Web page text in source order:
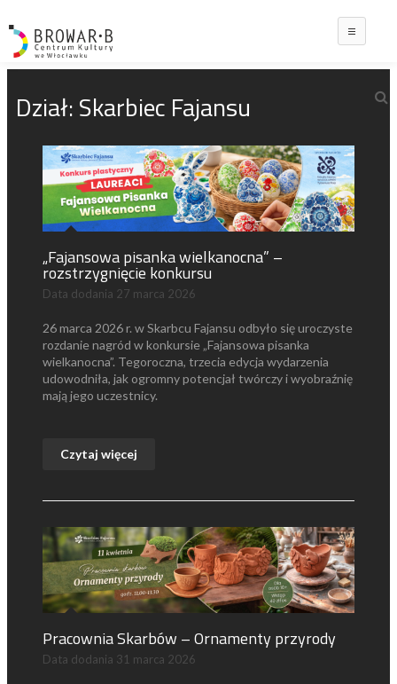
Dział:Skarbiec Fajansu
„Fajansowa pisanka wielkanocna” –
rozstrzygnięcie konkursu
Data dodania 27 marca 2026
26 marca 2026 r. w Skarbcu Fajansu odbyło się uroczyste
rozdanie nagród w konkursie „Fajansowa pisanka
wielkanocna”. Tegoroczna, trzecia edycja wydarzenia
udowodniła, jak ogromny potencjał twórczy i wyobraźnię
mają jego uczestnicy.
Czytaj więcej
Pracownia Skarbów – Ornamenty przyrody
Data dodania 31 marca 2026